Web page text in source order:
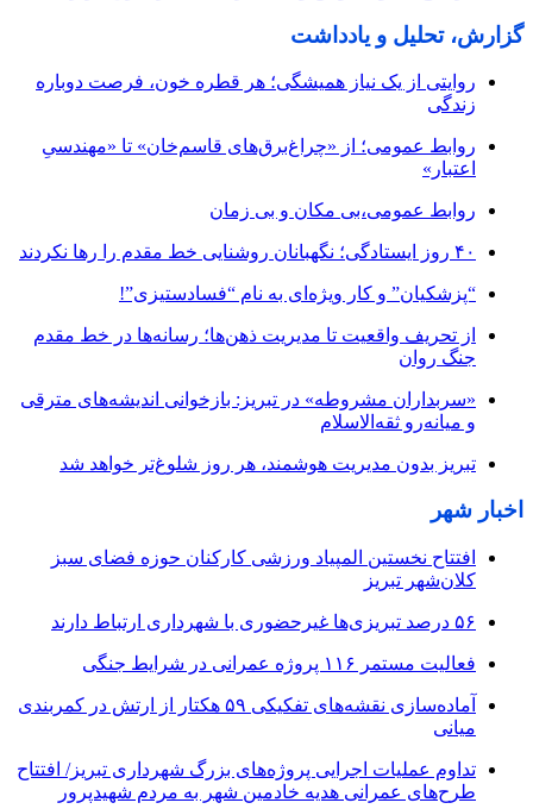
گزارش، تحلیل و یادداشت
روایتی از یک نیاز همیشگی؛ هر قطره خون، فرصت دوباره
زندگی
روابط عمومی؛ از «چراغ‌برق‌های قاسم‌خان» تا «مهندسیِ
اعتبار»
روابط عمومی،بی مکان و بی زمان
۴۰ روز ایستادگی؛ نگهبانان روشنایی خط مقدم را رها نکردند
“پزشکیان” و کار ویژه‌ای به نام “فسادستیزی”!
از تحریف واقعیت تا مدیریت ذهن‌ها؛ رسانه‌ها در خط مقدم
جنگ روان
«سربداران مشروطه» در تبریز: بازخوانی اندیشه‌های مترقی
و میانه‌رو ثقه‌الاسلام
تبریز بدون مدیریت هوشمند، هر روز شلوغ‌تر خواهد شد
اخبار شهر
افتتاح نخستین المپیاد ورزشی کارکنان حوزه فضای سبز
کلان‌شهر تبریز
۵۶ درصد تبریزی‌ها غیرحضوری با شهرداری ارتباط دارند
فعالیت مستمر ۱۱۶ پروژه عمرانی در شرایط جنگی
آماده‌سازی نقشه‌های تفکیکی ۵۹ هکتار از ارتش در کمربندی
میانی
تداوم عملیات اجرایی پروژه‌های بزرگ شهرداری تبریز/ افتتاح
طرح‌های عمرانی هدیه خادمین شهر به مردم شهیدپرور